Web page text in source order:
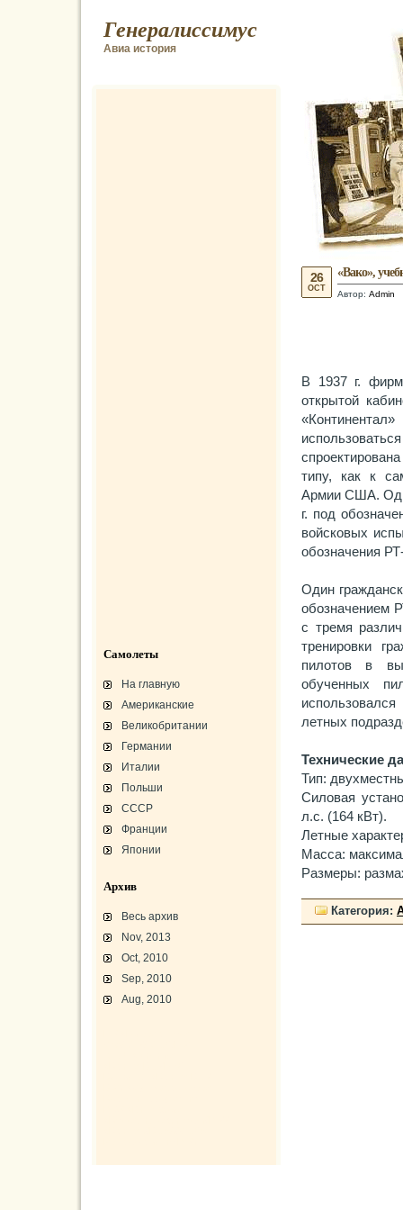
Генералиссимус
Авиа история
«Вако»,
Автор: Admin
26
OCT
В 1937 г.
открытой
типу, как к
Армии США.
г. под
войсковых
обозначения
Один
обозначением
с тремя
тренировки
пилотов в
обученных
летных
Технические
Тип:
Силовая
л.с. (164 кВт).
Летные
Масса:
Размеры:
Категория:
Самолеты
На главную
Американские
Великобритании
Германии
Италии
Польши
СССР
Франции
Японии
Архив
Весь архив
Nov, 2013
Oct, 2010
Sep, 2010
Aug, 2010